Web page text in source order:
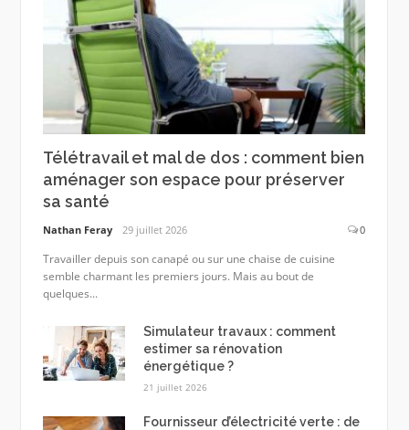
Télétravail et mal de dos : comment bien
aménager son espace pour préserver
sa santé
Nathan Feray 29 juillet 2026 0
Travailler depuis son canapé ou sur une chaise de cuisine
semble charmant les premiers jours. Mais au bout de
quelques...
Simulateur travaux : comment
estimer sa rénovation
énergétique ?
21 juillet 2026
Fournisseur d’électricité verte : de